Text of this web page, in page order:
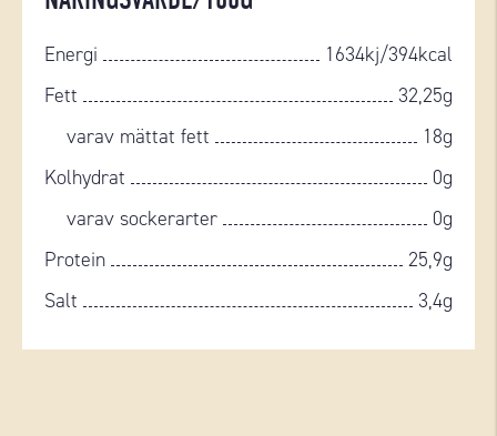
Energi
1634kj/394kcal
Fett
32,25g
varav mättat fett
18g
Kolhydrat
0g
varav sockerarter
0g
Protein
25,9g
Salt
3,4g